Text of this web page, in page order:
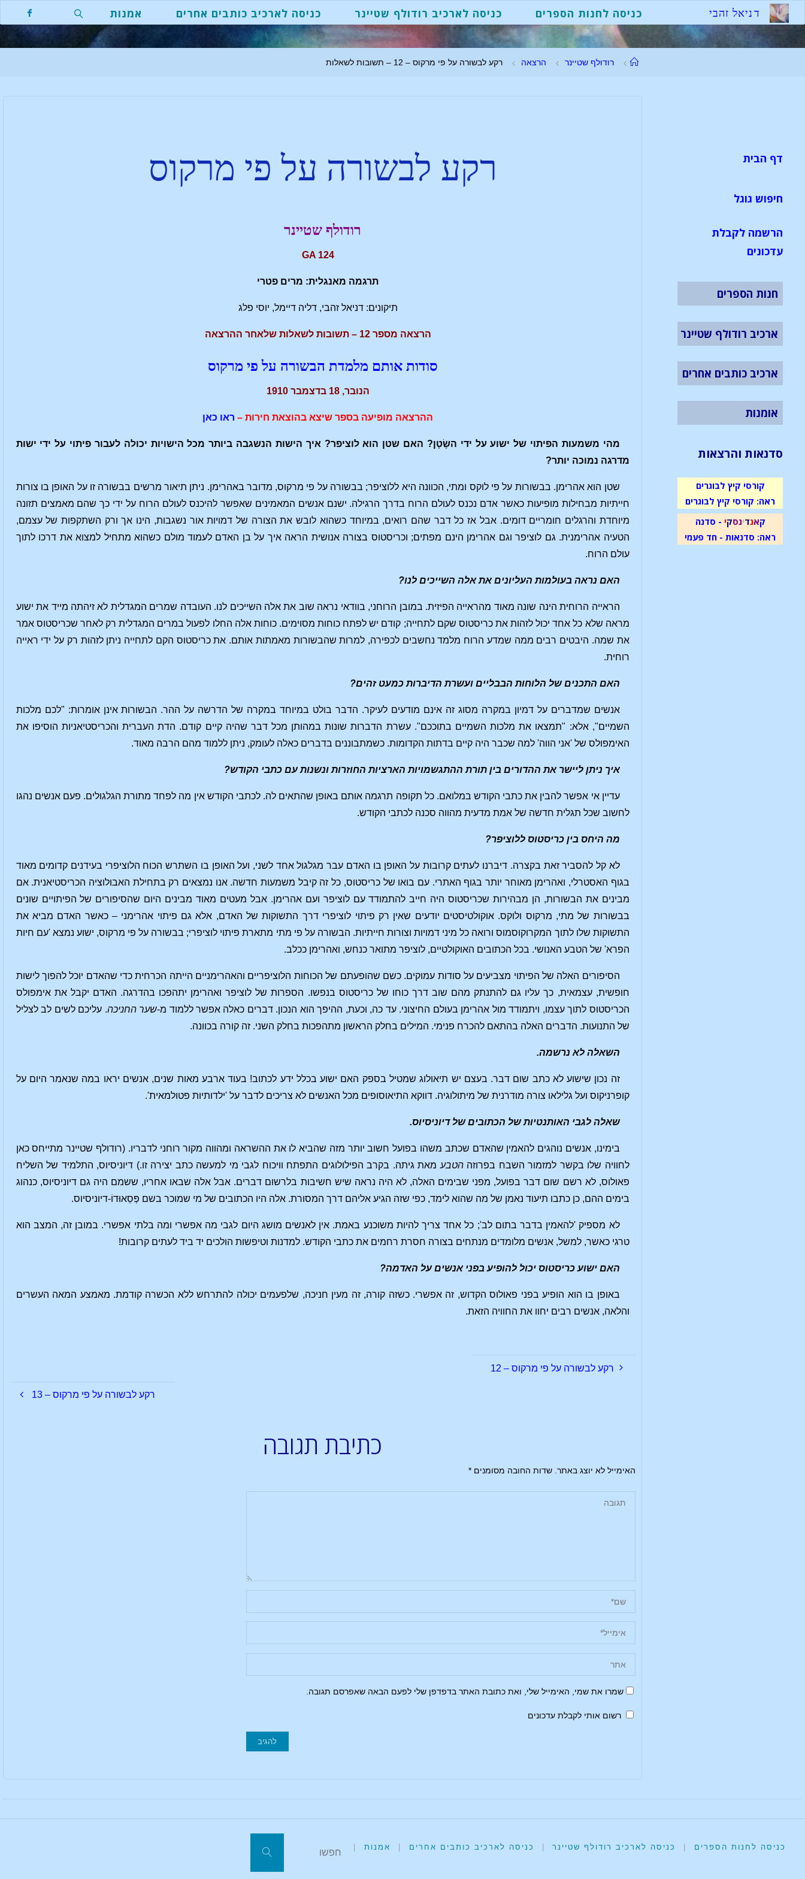
דניאל זהבי כניסה לחנות הספרים כניסה לארכיב רודולף שטיינר כניסה לארכיב כותבים אחרים אמנות
רודולף שטיינר הרצאה רקע לבשורה על פי מרקוס – 12 – תשובות לשאלות
רקע לבשורה על פי מרקוס
רודולף שטיינר
GA 124
תרגמה מאנגלית: מרים פטרי
תיקונים: דניאל זהבי, דליה דיימל, יוסי פלג
הרצאה מספר 12 – תשובות לשאלות שלאחר ההרצאה
סודות אותם מלמדת הבשורה על פי מרקוס
הנובר, 18 בדצמבר 1910
ההרצאה מופיעה בספר שיצא בהוצאת חירות – ראו כאן
מהי משמעות הפיתוי של ישוע על ידי השָׂטָן? האם שטן הוא לוציפר? איך הישות הנשגבה ביותר מכל הישויות יכולה לעבור פיתוי על ידי ישות
מדרגה נמוכה יותר?
שטן הוא אהרימן. בבשורות על פי לוקס ומתי, הכוונה היא ללוציפר; בבשורה על פי מרקוס, מדובר באהרימן. ניתן תיאור מרשים בבשורה זו על האופן בו צורות
חייתיות מבחילות מופיעות כאשר אדם נכנס לעולם הרוח בדרך הרגילה. ישנם אנשים המאמינים שאפשר להיכנס לעולם הרוח על ידי כך שהם מאמצים תזונה
מיוחדת והרגלים חומריים דומים. אבל אז כל דבר שהם רואים, במיוחד כשהוא לובש את הצורה של דמויות אור נשגבות, הינו אך ורק השתקפות של עצמם,
הטעיה אהרימנית. גם לוציפר וגם אהרימן הינם מפתים; וכריסטוס בצורה אנושית הראה איך על בן האדם לעמוד מולם כשהוא מתחיל למצוא את דרכו לתוך
עולם הרוח.
האם נראה בעולמות העליונים את אלה השייכים לנו?
הראייה הרוחית הינה שונה מאוד מהראייה הפיזית. במובן הרוחני, בוודאי נראה שוב את אלה השייכים לנו. העובדה שמרים המגדלית לא זיהתה מייד את ישוע
מראה שלא כל אחד יכול לזהות את כריסטוס שקם לתחייה; קודם יש לפתח כוחות מסוימים. כוחות אלה החלו לפעול במרים המגדלית רק לאחר שכריסטוס אמר
את שמה. היבטים רבים ממה שמדע הרוח מלמד נחשבים לכפירה, למרות שהבשורות מאמתות אותם. את כריסטוס הקם לתחייה ניתן לזהות רק על ידי ראייה
רוחית.
האם התכנים של הלוחות הבבליים ועשרת הדיברות כמעט זהים?
אנשים שמדברים על דמיון במקרה מסוג זה אינם מודעים לעיקר. הדבר בולט במיוחד במקרה של הדרשה על ההר. הבשורות אינן אומרות: "לכם מלכות
השמיים", אלא: "תמצאו את מלכות השמיים בתוככם". עשרת הדברות שונות במהותן מכל דבר שהיה קיים קודם. הדת העברית והכריסטיאניות הוסיפו את
האימפולס של 'אני הווה' למה שכבר היה קיים בדתות הקדומות. כשמתבוננים בדברים כאלה לעומק, ניתן ללמוד מהם הרבה מאוד.
איך ניתן ליישר את ההדורים בין תורת ההתגשמויות הארציות החוזרות ונשנות עם כתבי הקודש?
עדיין אי אפשר להבין את כתבי הקודש במלואם. כל תקופה תרגמה אותם באופן שהתאים לה. לכתבי הקודש אין מה לפחד מתורת הגלגולים. פעם אנשים נהגו
לחשוב שכל תגלית חדשה של אמת מדעית מהווה סכנה לכתבי הקודש.
מה היחס בין כריסטוס ללוציפר?
לא קל להסביר זאת בקצרה. דיברנו לעתים קרובות על האופן בו האדם עבר מגלגול אחד לשני, ועל האופן בו השתרש הכוח הלוציפרי בעידנים קדומים מאוד
בגוף האסטרלי, ואהרימן מאוחר יותר בגוף האתרי. עם בואו של כריסטוס, כל זה קיבל משמעות חדשה. אנו נמצאים רק בתחילת האבולוציה הכריסטיאנית. אם
מבינים את הבשורות, הן מבהירות שכריסטוס היה חייב להתמודד עם לוציפר ועם אהרימן. אבל מעטים מאוד מבינים היום שהסיפורים של הפיתויים שונים
בבשורות של מתי, מרקוס ולוקס. אוקולטיסטים יודעים שאין רק פיתוי לוציפרי דרך התשוקות של האדם, אלא גם פיתוי אהרימני – כאשר האדם מביא את
התשוקות שלו לתוך המקרוקוסמוס ורואה כל מיני דמויות וצורות חייתיות. הבשורה על פי מתי מתארת פיתוי לוציפרי; בבשורה על פי מרקוס, ישוע נמצא 'עם חיות
הפרא' של הטבע האנושי. בכל הכתובים האוקולטיים, לוציפר מתואר כנחש, ואהרימן ככלב.
הסיפורים האלה של הפיתוי מצביעים על סודות עמוקים. כשם שהופעתם של הכוחות הלוציפריים והאהרימניים הייתה הכרחית כדי שהאדם יוכל להפוך לישות
חופשית, עצמאית, כך עליו גם להתנתק מהם שוב דרך כוחו של כריסטוס בנפשו. הספרות של לוציפר ואהרימן יתהפכו בהדרגה. האדם יקבל את אימפולס
הכריסטוס לתוך עצמו, ויתמודד מול אהרימן בעולם החיצוני. עד כה, וכעת, ההיפך הוא הנכון. דברים כאלה אפשר ללמוד מ-שער החניכה. עליכם לשים לב לצליל
של התנועות. הדברים האלה בהתאם להכרח פנימי. המילים בחלק הראשון מתהפכות בחלק השני. זה קורה בכוונה.
השאלה לא נרשמה.
זה נכון שישוע לא כתב שום דבר. בעצם יש תיאולוג שמטיל בספק האם ישוע בכלל ידע לכתוב! בעוד ארבע מאות שנים, אנשים יראו במה שנאמר היום על
קופרניקוס ועל גלילאו צורה מודרנית של מיתולוגיה. דווקא התיאוסופים מכל האנשים לא צריכים לדבר על 'ילדותיות פטולמאית'.
שאלה לגבי האותנטיות של הכתובים של דיוניסיוס.
בימינו, אנשים נוהגים להאמין שהאדם שכתב משהו בפועל חשוב יותר מזה שהביא לו את ההשראה ומהווה מקור רוחני לדבריו. (רודולף שטיינר מתייחס כאן
לחוויה שלו בקשר למזמור השבח בפרוזההטבעמאת גיתה. בקרב הפילולוגים התפתח וויכוח לגבי מי למעשה כתב יצירה זו.) דיוניסיוס, התלמיד של השליח
פאולוס, לא רשם שום דבר בפועל, מפני שבימים האלה, לא היה נראה שיש חשיבות בלרשום דברים. אבל אלה שבאו אחריו, ששמם היה גם דיוניסיוס, כנהוג
בימים ההם, כן כתבו תיעוד נאמן של מה שהוא לימד, כפי שזה הגיע אליהם דרך המסורת. אלה היו הכתובים של מי שמוכר בשם פְּסֵאוּדוֹ-דיוניסיוס.
לא מספיק 'להאמין בדבר בתום לב'; כל אחד צריך להיות משוכנע באמת. אין לאנשים מושג היום לגבי מה אפשרי ומה בלתי אפשרי. במובן זה, המצב הוא
טרגי כאשר, למשל, אנשים מלומדים מנתחים בצורה חסרת רחמים את כתבי הקודש. למדנות וטיפשות הולכים יד ביד לעתים קרובות!
האם ישוע כריסטוס יכול להופיע בפני אנשים על האדמה?
באופן בו הוא הופיע בפני פאולוס הקדוש, זה אפשרי. כשזה קורה, זה מעין חניכה, שלפעמים יכולה להתרחש ללא הכשרה קודמת. מאמצע המאה העשרים
והלאה, אנשים רבים יחוו את החוויה הזאת.
רקע לבשורה על פי מרקוס – 12
רקע לבשורה על פי מרקוס – 13
כתיבת תגובה
האימייל לא יוצג באתר. שדות החובה מסומנים*
שמרו את שמי, האימייל שלי, ואת כתובת האתר בדפדפן שלי לפעם הבאה שאפרסם תגובה.
רשום אותי לקבלת עדכונים
דף הבית
חיפוש גוגל
הרשמה לקבלת
עדכונים
חנות הספרים
ארכיב רודולף שטיינר
ארכיב כותבים אחרים
אומנות
סדנאות והרצאות
קורסי קיץ לבוגרים
ראה: קורסי קיץ לבוגרים
קאנדינסקי - סדנה
ראה: סדנאות - חד פעמי
כניסה לחנות הספרים כניסה לארכיב רודולף שטיינר כניסה לארכיב כותבים אחרים אמנות